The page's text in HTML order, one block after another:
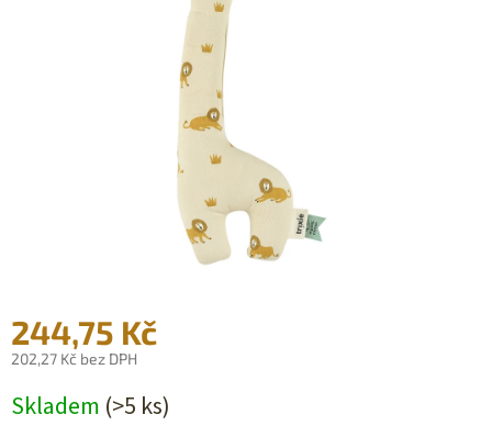
244,75 Kč
202,27 Kč bez DPH
cena:
Skladem (>5 ks)